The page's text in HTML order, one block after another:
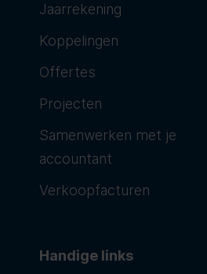
Jaarrekening
Koppelingen
Offertes
Projecten
Samenwerken met je
accountant
Verkoopfacturen
Handige links